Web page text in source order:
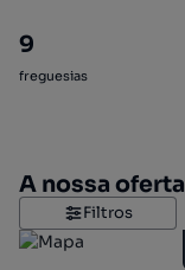
9
freguesias
A nossa oferta
Filtros